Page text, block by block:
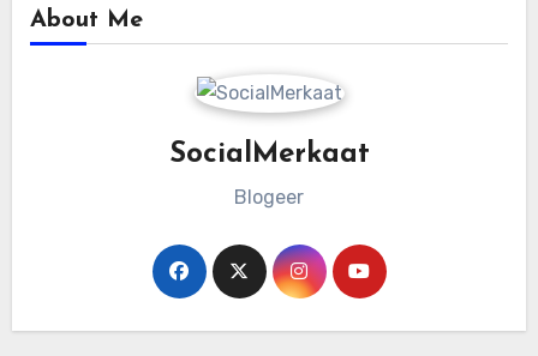
About Me
SocialMerkaat
Blogeer